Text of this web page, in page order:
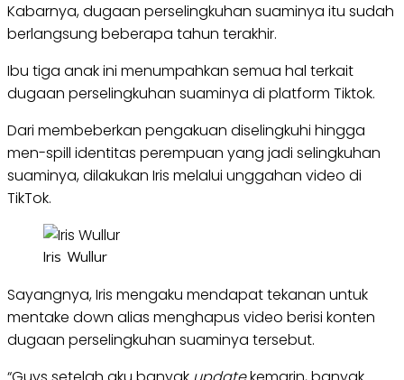
Kabarnya, dugaan perselingkuhan suaminya itu sudah
berlangsung beberapa tahun terakhir.
Ibu tiga anak ini menumpahkan semua hal terkait
dugaan perselingkuhan suaminya di platform Tiktok.
Dari membeberkan pengakuan diselingkuhi hingga
men-spill identitas perempuan yang jadi selingkuhan
suaminya, dilakukan Iris melalui unggahan video di
TikTok.
Iris Wullur
Sayangnya, Iris mengaku mendapat tekanan untuk
mentake down alias menghapus video berisi konten
dugaan perselingkuhan suaminya tersebut.